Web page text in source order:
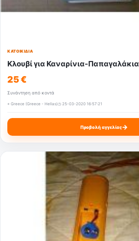
ΚΑΤΟΙΚΊΔΙΑ
Κλουβί για Καναρίνια-Παπαγαλάκια
25 €
Συνάντηση από κοντά
⌖ Greece (Greece - Hellas)◷ 25-03-2020 16:57:21
Προβολή αγγελίας→